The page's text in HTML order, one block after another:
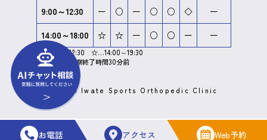
お電話 アクセス Web予約
9:00～12:30
ー ○ ー ○ ○ ◇
ー
14:00～18:00
☆ ☆ ー ○ ○ ー ー
◇…8:30～12:30 ☆…14:00～19:30
受付終了は診察終了時間30分前
©2024 Iwate Sports Orthopedic Clinic